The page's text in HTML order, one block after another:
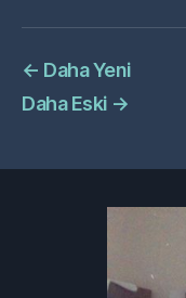
← Daha Yeni
Daha Eski →